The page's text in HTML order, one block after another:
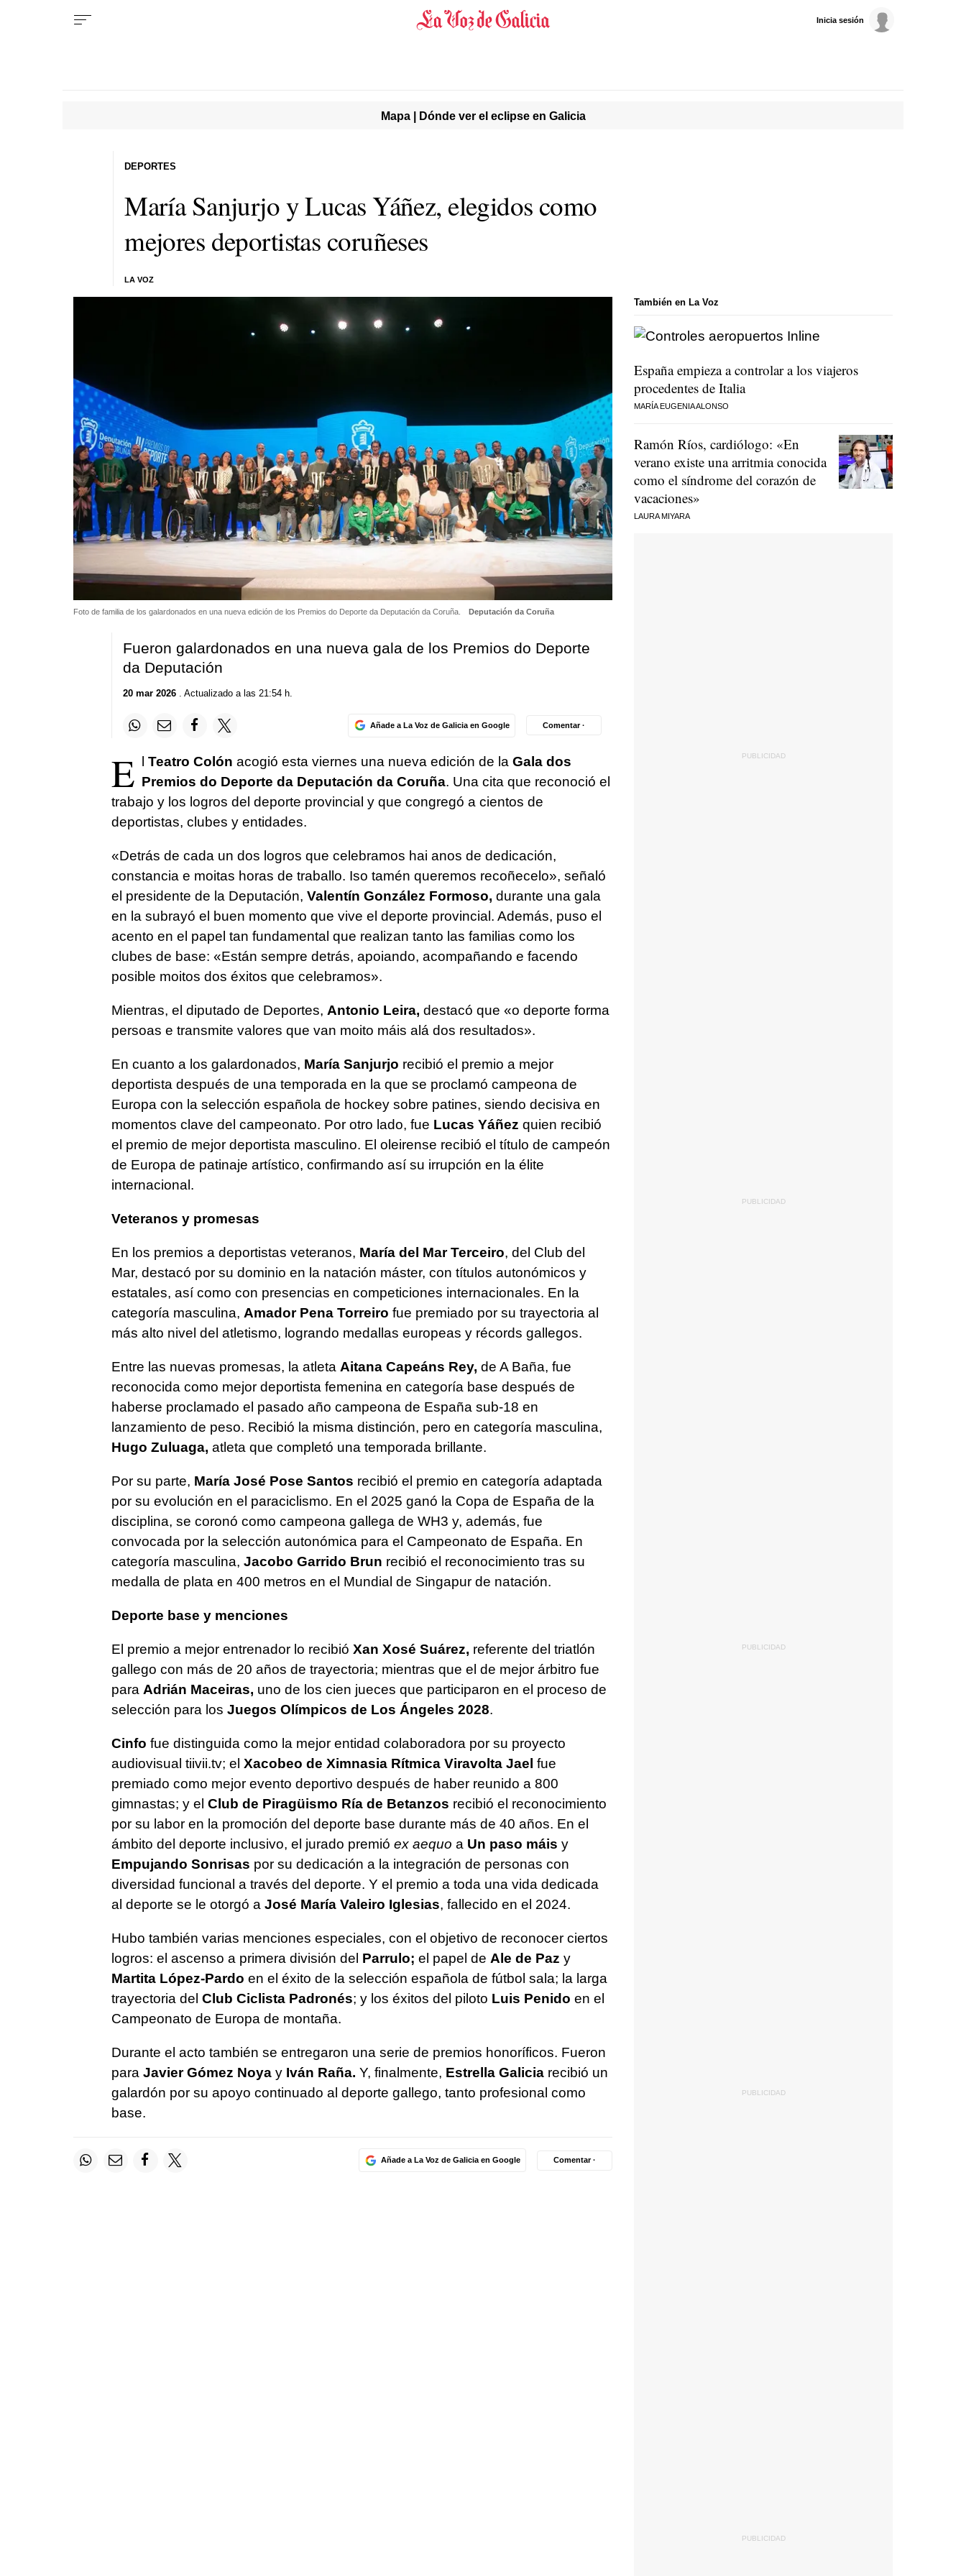
Inicia sesión
Mapa | Dónde ver el eclipse en Galicia
María Sanjurjo y Lucas Yáñez, elegidos como
mejores deportistas coruñeses
LA VOZ
DEPORTES
Foto de familia de los galardonados en una nueva edición de los Premios do Deporte da Deputación da Coruña. Deputación da Coruña
Fueron galardonados en una nueva gala de los Premios do Deporte
da Deputación
20 mar 2026. Actualizado a las 21:54 h.
Añade a La Voz de Galicia en Google Comentar ·
E l Teatro Colón acogió esta viernes una nueva edición de la Gala dos
Premios do Deporte da Deputación da Coruña. Una cita que reconoció el
trabajo y los logros del deporte provincial y que congregó a cientos de
deportistas, clubes y entidades.
«Detrás de cada un dos logros que celebramos hai anos de dedicación,
constancia e moitas horas de traballo. Iso tamén queremos recoñecelo», señaló
el presidente de la Deputación, Valentín González Formoso, durante una gala
en la subrayó el buen momento que vive el deporte provincial. Además, puso el
acento en el papel tan fundamental que realizan tanto las familias como los
clubes de base: «Están sempre detrás, apoiando, acompañando e facendo
posible moitos dos éxitos que celebramos».
Mientras, el diputado de Deportes, Antonio Leira, destacó que «o deporte forma
persoas e transmite valores que van moito máis alá dos resultados».
En cuanto a los galardonados, María Sanjurjo recibió el premio a mejor
deportista después de una temporada en la que se proclamó campeona de
Europa con la selección española de hockey sobre patines, siendo decisiva en
momentos clave del campeonato. Por otro lado, fue Lucas Yáñez quien recibió
el premio de mejor deportista masculino. El oleirense recibió el título de campeón
de Europa de patinaje artístico, confirmando así su irrupción en la élite
internacional.
Veteranos y promesas
En los premios a deportistas veteranos, María del Mar Terceiro, del Club del
Mar, destacó por su dominio en la natación máster, con títulos autonómicos y
estatales, así como con presencias en competiciones internacionales. En la
categoría masculina, Amador Pena Torreiro fue premiado por su trayectoria al
más alto nivel del atletismo, logrando medallas europeas y récords gallegos.
Entre las nuevas promesas, la atleta Aitana Capeáns Rey, de A Baña, fue
reconocida como mejor deportista femenina en categoría base después de
haberse proclamado el pasado año campeona de España sub-18 en
lanzamiento de peso. Recibió la misma distinción, pero en categoría masculina,
Hugo Zuluaga, atleta que completó una temporada brillante.
Por su parte, María José Pose Santos recibió el premio en categoría adaptada
por su evolución en el paraciclismo. En el 2025 ganó la Copa de España de la
disciplina, se coronó como campeona gallega de WH3 y, además, fue
convocada por la selección autonómica para el Campeonato de España. En
categoría masculina, Jacobo Garrido Brun recibió el reconocimiento tras su
medalla de plata en 400 metros en el Mundial de Singapur de natación.
Deporte base y menciones
El premio a mejor entrenador lo recibió Xan Xosé Suárez, referente del triatlón
gallego con más de 20 años de trayectoria; mientras que el de mejor árbitro fue
para Adrián Maceiras, uno de los cien jueces que participaron en el proceso de
selección para los Juegos Olímpicos de Los Ángeles 2028.
Cinfo fue distinguida como la mejor entidad colaboradora por su proyecto
audiovisual tiivii.tv; el Xacobeo de Ximnasia Rítmica Viravolta Jael fue
premiado como mejor evento deportivo después de haber reunido a 800
gimnastas; y el Club de Piragüismo Ría de Betanzos recibió el reconocimiento
por su labor en la promoción del deporte base durante más de 40 años. En el
ámbito del deporte inclusivo, el jurado premió ex aequo a Un paso máis y
Empujando Sonrisas por su dedicación a la integración de personas con
diversidad funcional a través del deporte. Y el premio a toda una vida dedicada
al deporte se le otorgó a José María Valeiro Iglesias, fallecido en el 2024.
Hubo también varias menciones especiales, con el objetivo de reconocer ciertos
logros: el ascenso a primera división del Parrulo; el papel de Ale de Paz y
Martita López-Pardo en el éxito de la selección española de fútbol sala; la larga
trayectoria del Club Ciclista Padronés; y los éxitos del piloto Luis Penido en el
Campeonato de Europa de montaña.
Durante el acto también se entregaron una serie de premios honoríficos. Fueron
para Javier Gómez Noyay Iván Raña. Y, finalmente, Estrella Galiciarecibió un
galardón por su apoyo continuado al deporte gallego, tanto profesional como
base.
Añade a La Voz de Galicia en Google Comentar ·
También en La Voz
España empieza a controlar a los viajeros
procedentes de Italia
MARÍA EUGENIA ALONSO
Ramón Ríos, cardiólogo: «En
verano existe una arritmia conocida
como el síndrome del corazón de
vacaciones»
LAURA MIYARA